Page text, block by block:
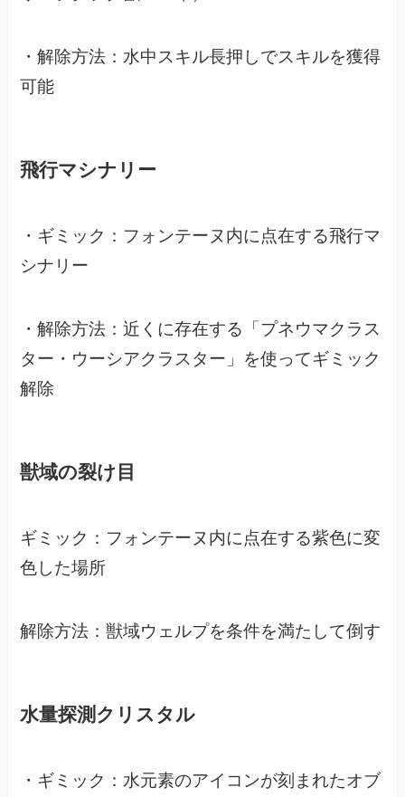
・解除方法：水中スキル長押しでスキルを獲得
可能
飛行マシナリー
・ギミック：フォンテーヌ内に点在する飛行マ
シナリー
・解除方法：近くに存在する「プネウマクラス
ター・ウーシアクラスター」を使ってギミック
解除
獣域の裂け目
ギミック：フォンテーヌ内に点在する紫色に変
色した場所
解除方法：獣域ウェルプを条件を満たして倒す
水量探測クリスタル
・ギミック：水元素のアイコンが刻まれたオブ